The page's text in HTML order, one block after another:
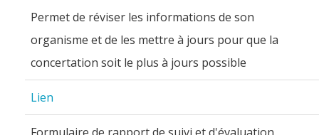
Permet de réviser les informations de son
organisme et de les mettre à jours pour que la
concertation soit le plus à jours possible
Lien